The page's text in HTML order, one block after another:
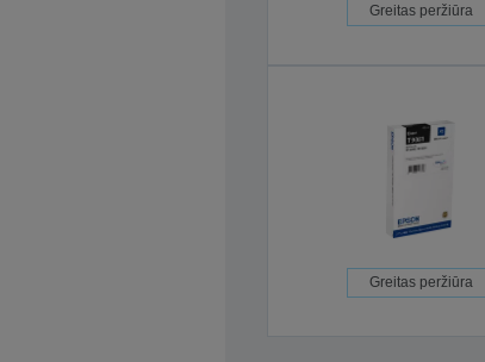
Greitas peržiūra
Greitas peržiūra